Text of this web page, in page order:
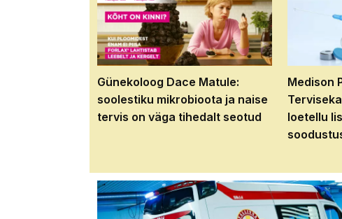
Günekoloog Dace Matule:
soolestiku mikrobioota ja naise
tervis on väga tihedalt seotud
Medison
loetellu